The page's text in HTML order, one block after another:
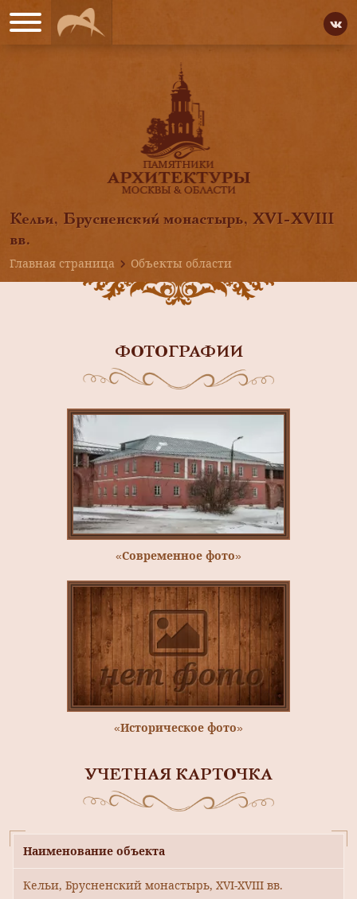
Кельи, Брусненский монастырь, ХVI-ХVIII
вв.
Главная страница
Объекты области
ФОТОГРАФИИ
«Современное фото»
«Историческое фото»
УЧЕТНАЯ КАРТОЧКА
Наименование объекта
Кельи, Брусненский монастырь, ХVI-ХVIII вв.